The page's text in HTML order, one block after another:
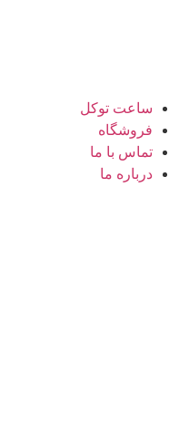
ساعت توکل
فروشگاه
تماس با ما
درباره ما